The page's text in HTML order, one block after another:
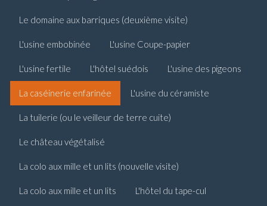
Le domaine aux barriques (deuxième visite)
L'usine embobinée L'usine Coupe-papier
L'usine fertile L'hôtel suédois L'usine des pigeons
La caséinerie enfarinée L'usine du céramiste
La tuilerie (ou le veilleur de terre cuite)
Le château végétalisé
La colo aux mille et un lits (nouvelle visite)
La colo aux mille et un lits L'hôtel du tape-cul